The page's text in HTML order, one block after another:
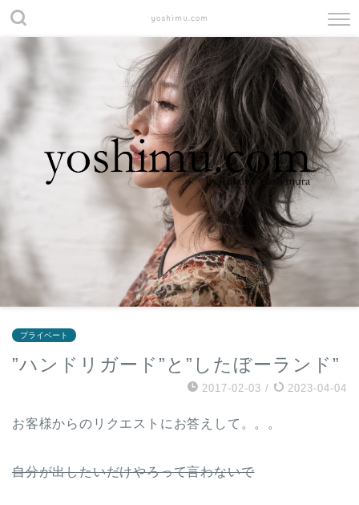
yoshimu.com
プライベート
”ハンドリガード”と”したぼーランド”
2017-02-03 / 2023-04-04
お客様からのリクエストにお答えして。。。
自分が出したいだけやろって言わないで